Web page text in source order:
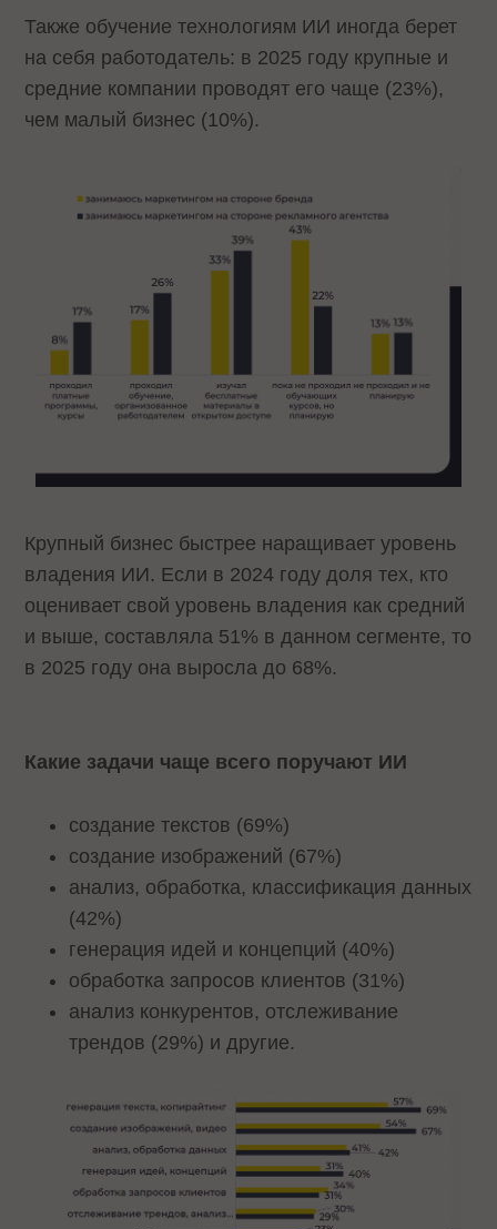
Также обучение технологиям ИИ иногда берет
на себя работодатель: в 2025 году крупные и
средние компании проводят его чаще (23%),
чем малый бизнес (10%).
Крупный бизнес быстрее наращивает уровень
владения ИИ. Если в 2024 году доля тех, кто
оценивает свой уровень владения как средний
и выше, составляла 51% в данном сегменте, то
в 2025 году она выросла до 68%.
Какие задачи чаще всего поручают ИИ
создание текстов (69%)
создание изображений (67%)
анализ, обработка, классификация данных
(42%)
генерация идей и концепций (40%)
обработка запросов клиентов (31%)
анализ конкурентов, отслеживание
трендов (29%) и другие.